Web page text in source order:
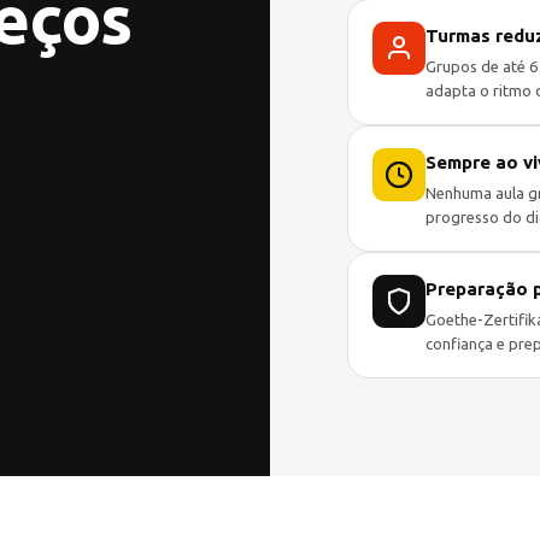
Turmas
Grupos de até
adapta o ritmo
Sempre ao
Nenhuma aula
progresso do
Preparação
Goethe-
confiança e